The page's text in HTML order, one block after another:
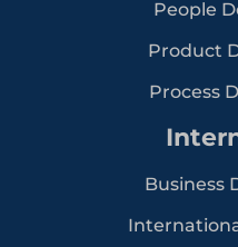
People
Product
Process
Business